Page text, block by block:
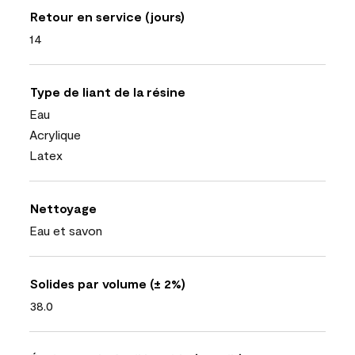
Retour en service (jours)
14
Type de liant de la résine
Eau
Acrylique
Latex
Nettoyage
Eau et savon
Solides par volume (± 2%)
38.0